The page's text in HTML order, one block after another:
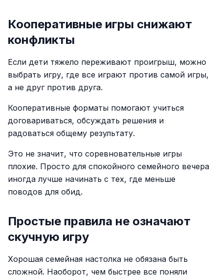
Кооперативные игры снижают
конфликты
Если дети тяжело переживают проигрыш, можно
выбрать игру, где все играют против самой игры,
а не друг против друга.
Кооперативные форматы помогают учиться
договариваться, обсуждать решения и
радоваться общему результату.
Это не значит, что соревновательные игры
плохие. Просто для спокойного семейного вечера
иногда лучше начинать с тех, где меньше
поводов для обид.
Простые правила не означают
скучную игру
Хорошая семейная настолка не обязана быть
сложной. Наоборот, чем быстрее все поняли